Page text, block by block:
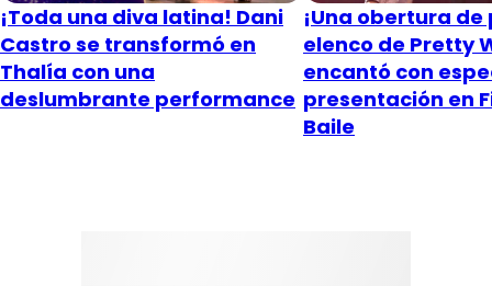
¡Toda una diva latina! Dani
Castro se transformó en
Thalía con una
deslumbrante performance
¡Una obertura de
elenco de Pretty
encantó con
presentación en
Baile